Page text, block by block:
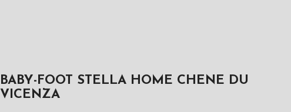
BABY-FOOT STELLA HOME CHENE DU
VICENZA